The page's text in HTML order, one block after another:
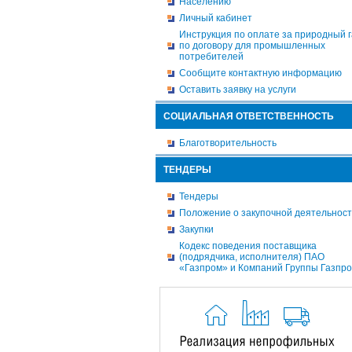
Личный кабинет
Инструкция по оплате за природный
по договору для промышленных
потребителей
Сообщите контактную информацию
Оставить заявку на услуги
СОЦИАЛЬНАЯ ОТВЕТСТВЕННОСТЬ
Благотворительность
ТЕНДЕРЫ
Тендеры
Положение о закупочной
Закупки
Кодекс поведения поставщика
(подрядчика, исполнителя) ПАО
«Газпром» и Компаний Группы